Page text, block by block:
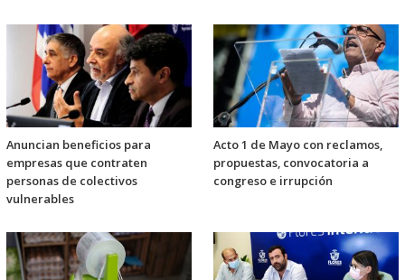
Anuncian beneficios para
empresas que contraten
personas de colectivos
vulnerables
Acto 1 de Mayo con reclamos,
propuestas, convocatoria a
congreso e irrupción